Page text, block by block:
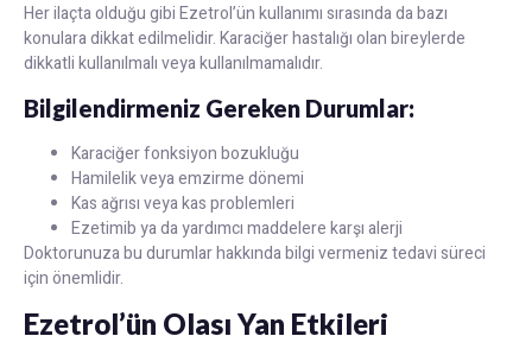
Her ilaçta olduğu gibi Ezetrol’ün kullanımı sırasında da bazı
konulara dikkat edilmelidir. Karaciğer hastalığı olan bireylerde
dikkatli kullanılmalı veya kullanılmamalıdır.
Bilgilendirmeniz Gereken Durumlar:
Karaciğer fonksiyon bozukluğu
Hamilelik veya emzirme dönemi
Kas ağrısı veya kas problemleri
Ezetimib ya da yardımcı maddelere karşı alerji
Doktorunuza bu durumlar hakkında bilgi vermeniz tedavi süreci
için önemlidir.
Ezetrol’ün Olası Yan Etkileri